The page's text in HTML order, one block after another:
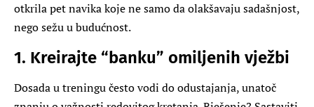
otkrila pet navika koje ne samo da olakšavaju sadašnjost,
nego sežu u budućnost.
1. Kreirajte “banku” omiljenih vježbi
Dosada u treningu često vodi do odustajanja, unatoč